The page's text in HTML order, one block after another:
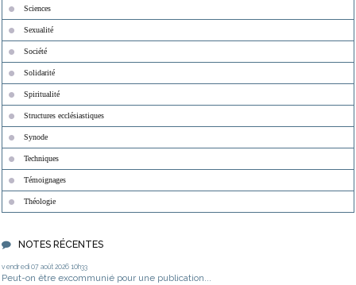
Sciences
Sexualité
Société
Solidarité
Spiritualité
Structures ecclésiastiques
Synode
Techniques
Témoignages
Théologie
NOTES RÉCENTES
vendredi 07 août 2026 10h33
Peut-on être excommunié pour une publication...